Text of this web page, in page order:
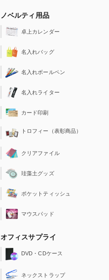
ノベルティ用品
卓上カレンダー
名入れバッグ
名入れボールペン
名入れライター
カード印刷
トロフィー（表彰商品）
クリアファイル
珪藻土グッズ
ポケットティッシュ
マウスパッド
オフィスサプライ
DVD・CDケース
ネックストラップ